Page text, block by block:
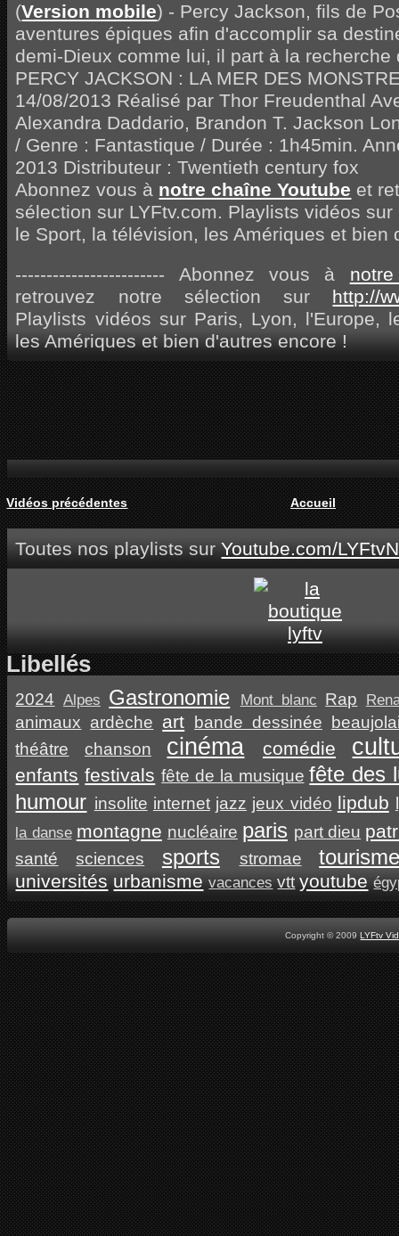
(Version mobile) - Percy Jackson, fils de
aventures épiques afin d'accomplir sa
demi-Dieux comme lui, il part à la recherche
PERCY JACKSON : LA MER DES
14/08/2013 Réalisé par Thor Freudenthal
Alexandra Daddario, Brandon T. Jackson
/ Genre : Fantastique / Durée : 1h45min.
2013 Distributeur : Twentieth century fox
Abonnez vous à notre chaîne Youtube et
sélection sur LYFtv.com. Playlists vidéos
le Sport, la télévision, les Amériques et bien
------------------------ Abonnez vous à
retrouvez notre sélection sur http://
Playlists vidéos sur Paris, Lyon, l'Europe,
les Amériques et bien d'autres encore !
Vidéos précédentes Accueil
Toutes nos playlists surYoutube.com/
Libellés
2024 Alpes Gastronomie Mont blanc Rap
animaux ardèche art bande dessinée
théâtre
chanson cinéma comédie
enfants festivals fête de la musique fête des
humour insolite internet jazz jeux vidéo lipdub
la danse montagne nucléaire paris part dieu
santé sciences sports stromae
universités urbanisme vacances vtt youtube
Copyright © 2009LYFtv